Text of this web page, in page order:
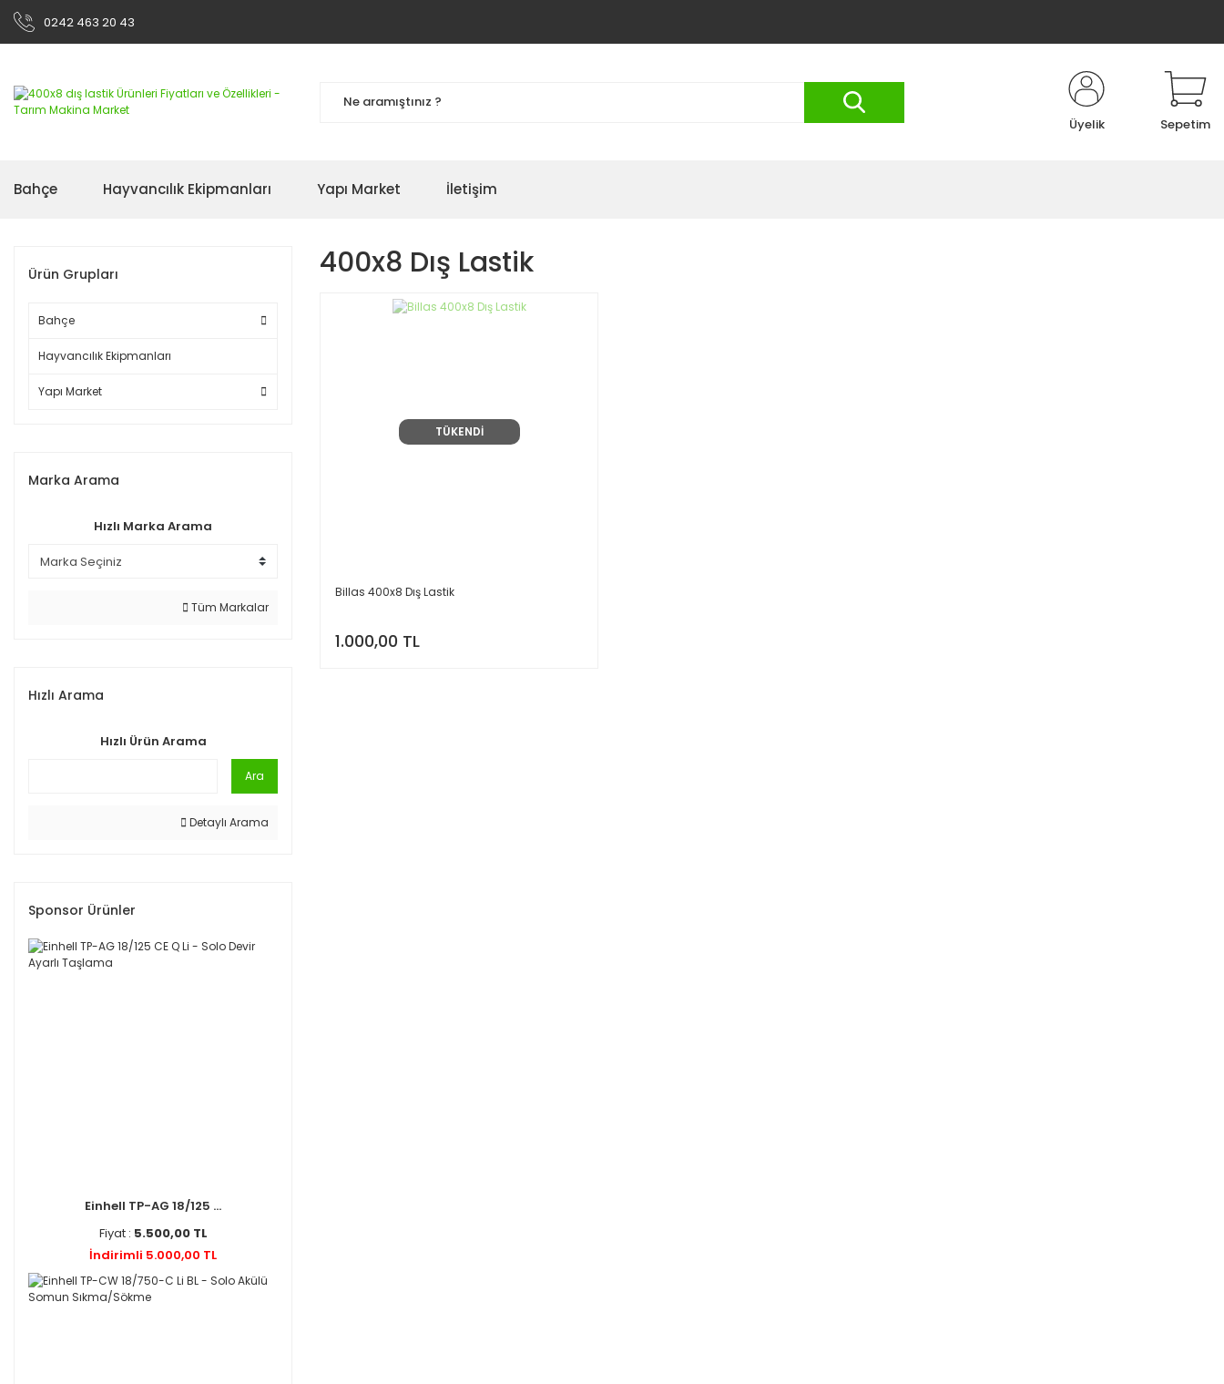
0242 463 20 43
Üyelik Sepetim
Bahçe Hayvancılık Ekipmanları Yapı Market İletişim
Ürün Grupları
Bahçe
Hayvancılık Ekipmanları
Yapı Market
Marka Arama
Hızlı Marka Arama
Tüm Markalar
Hızlı Arama
Hızlı Ürün Arama
Ara
Detaylı Arama
Sponsor Ürünler
Einhell TP-AG 18/125 ...
Fiyat : 5.500,00 TL
İndirimli 5.000,00 TL
400x8 Dış Lastik
TÜKENDİ
Billas 400x8 Dış Lastik
1.000,00 TL